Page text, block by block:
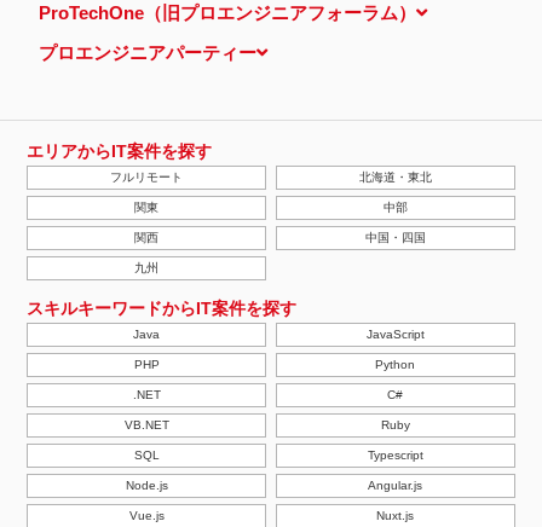
ProTechOne（旧プロエンジニアフォーラム）
プロエンジニアパーティー
エリアからIT案件を探す
フルリモート 北海道・東北
関東 中部
関西 中国・四国
九州
スキルキーワードからIT案件を探す
Java JavaScript
PHP Python
.NET C#
VB.NET Ruby
SQL Typescript
Node.js Angular.js
Vue.js Nuxt.js